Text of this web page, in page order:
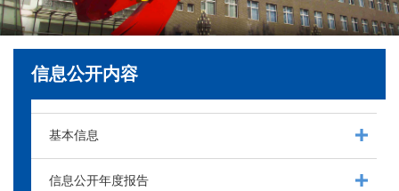
信息公开内容
基本信息
信息公开年度报告